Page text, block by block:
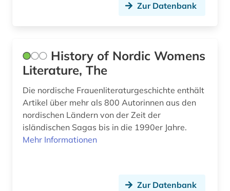
Zur Datenbank
History of Nordic Womens
Literature, The
Die nordische Frauenliteraturgeschichte enthält
Artikel über mehr als 800 Autorinnen aus den
nordischen Ländern von der Zeit der
isländischen Sagas bis in die 1990er Jahre.
Mehr Informationen
Zur Datenbank